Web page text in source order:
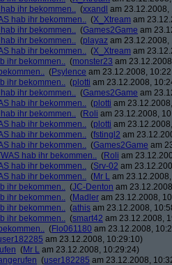
ihr bekommen.. (xxandl am 23.12.2008,
hab ihr bekommen.. (X_Xtream am
ihr bekommen.. (Games2Game am
ihr bekommen.. (playaz am 23.12.2008,
hab ihr bekommen.. (X_Xtream am
ihr bekommen.. (monster23 am
(Psylence am 23.12.2008,
ihr bekommen.. (plotti am 23.12.2008,
ihr bekommen.. (Games2Game am
hab ihr bekommen.. (plotti am
ihr bekommen.. (Roli am 23.12.2008,
hab ihr bekommen.. (plotti am
hab ihr bekommen.. (fstingl2 am
hab ihr bekommen.. (Games2Game am
hab ihr bekommen.. (Roli am
hab ihr bekommen.. (Srv-02 am
hab ihr bekommen.. (Mr L am
ihr bekommen.. (JC-Denton am
ihr bekommen.. (Madler am 23.12.2008,
ihr bekommen.. (athis am 23.12.2008,
ihr bekommen.. (smart42 am 23.12.2008,
(Flo061180 am 23.12.2008,
am 23.12.2008, 10:29:10)
(Mr L am 23.12.2008, 10:29:24)
(user182285 am 23.12.2008,